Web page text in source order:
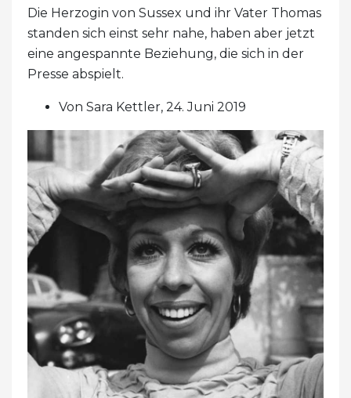
Die Herzogin von Sussex und ihr Vater Thomas
standen sich einst sehr nahe, haben aber jetzt
eine angespannte Beziehung, die sich in der
Presse abspielt.
Von Sara Kettler, 24. Juni 2019